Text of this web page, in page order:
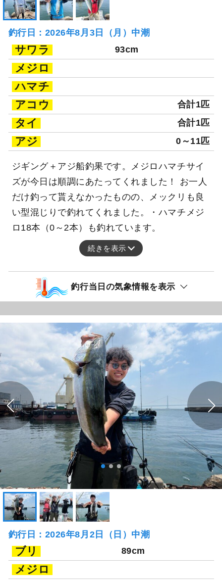
釣行日：2026年8月3日（月）中潮
サワラ 93cm
メジロ
ハマチ
アコウ
合計1匹
タイ 合計1匹
アジ 0～11匹
ジギング＋アジ船釣果です。メジロハマチサイ
ズが今日は順調にあたってくれました！ お一人
だけ釣って貰えなかったものの、メックリも良
い型混じりで釣れてくれました。・ハマチメジ
ロ18本（0～2本）も釣れています。
続きを表示
釣行当日の気象情報を表示
釣行日：2026年8月2日（日）中潮
ブリ 89cm
メジロ